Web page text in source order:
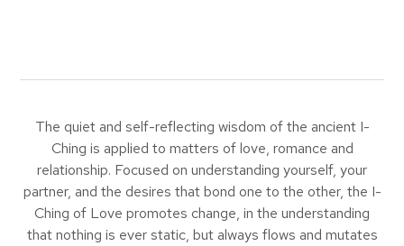
The quiet and self-reflecting wisdom of the ancient I-
Ching is applied to matters of love, romance and
relationship. Focused on understanding yourself, your
partner, and the desires that bond one to the other, the I-
Ching of Love promotes change, in the understanding
that nothing is ever static, but always flows and mutates